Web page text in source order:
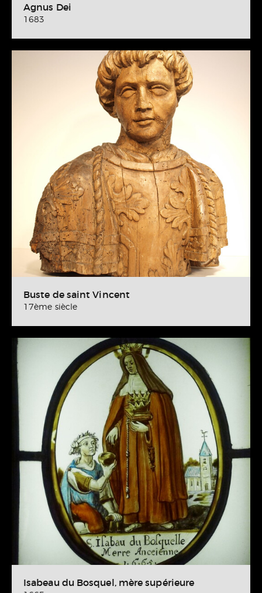
Agnus Dei
1683
Buste de saint Vincent
17ème siècle
Isabeau du Bosquel, mère supérieure